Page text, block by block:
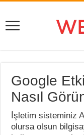
Google
Nasıl
İşletim sisteminiz
olursa olsun